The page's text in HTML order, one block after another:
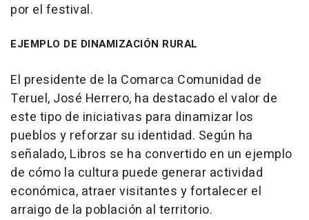
por el festival.
EJEMPLO DE DINAMIZACIÓN RURAL
El presidente de la Comarca Comunidad de
Teruel, José Herrero, ha destacado el valor de
este tipo de iniciativas para dinamizar los
pueblos y reforzar su identidad. Según ha
señalado, Libros se ha convertido en un ejemplo
de cómo la cultura puede generar actividad
económica, atraer visitantes y fortalecer el
arraigo de la población al territorio.